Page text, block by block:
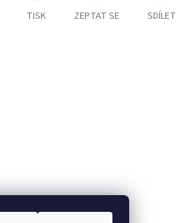
TISK ZEPTAT SE SDÍLET